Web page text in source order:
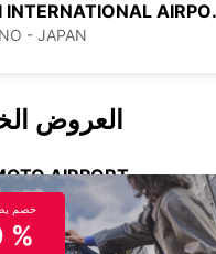
- JAPAN
AIRPORT
- JAPAN
العروض
خصم
%